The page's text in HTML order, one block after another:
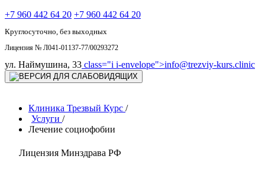
+7 960 442 64 20 +7 960 442 64 20
Круглосуточно, без выходных
Лицензия № Л041-01137-77/00293272
ул. Наймушина, 33 class="i i-envelope">info@trezviy-kurs.clinic
Клиника Трезвый Курс /
Услуги /
Лечение социофобии
Лицензия Минздрава РФ